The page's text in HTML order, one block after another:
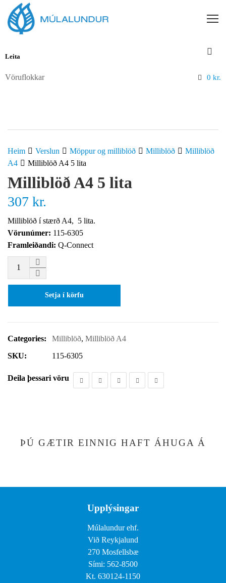
Vöruflokkar 0 kr.
Heim Verslun Möppur og milliblöð Milliblöð
Milliblöð
A4
Milliblöð A4 5 lita
Milliblöð A4 5 lita
307 kr.
Milliblöð í stærð A4, 5 lita.
Vörunúmer: 115-6305
Framleiðandi: Q-Connect
Setja í körfu
Categories: Milliblöð, Milliblöð A4
SKU:
115-6305
Deila þessari vöru
ÞÚ GÆTIR EINNIG HAFT ÁHUGA Á
Upplýsingar
Múlalundur ehf.
Við Reykjalund
270 Mosfellsbæ
Sími: 562-8500
Kt. 630124-1150